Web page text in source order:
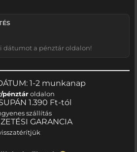
dátumot a pénztár oldalon!
1-2 munkanap
pénztároldalon
1.390 Ft-tól
szállítás
GARANCIA